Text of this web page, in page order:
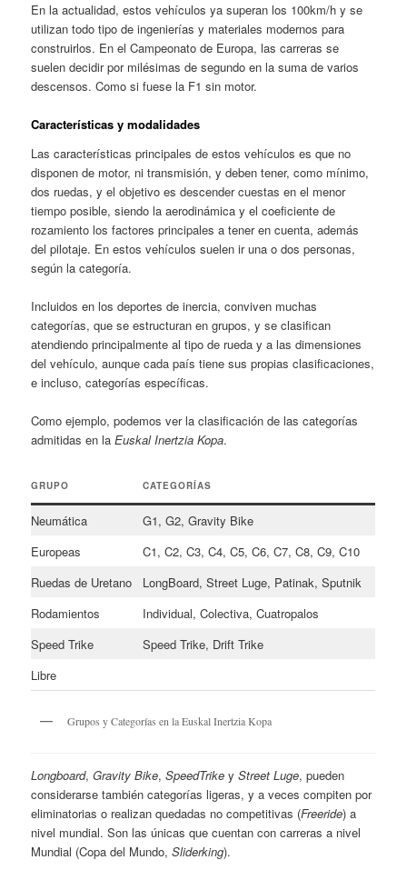
En la actualidad, estos vehículos ya superan los 100km/h y se
utilizan todo tipo de ingenierías y materiales modernos para
construirlos. En el Campeonato de Europa, las carreras se
suelen decidir por milésimas de segundo en la suma de varios
descensos. Como si fuese la F1 sin motor.
Características y modalidades
Las características principales de estos vehículos es que no
disponen de motor, ni transmisión, y deben tener, como mínimo,
dos ruedas, y el objetivo es descender cuestas en el menor
tiempo posible, siendo la aerodinámica y el coeficiente de
rozamiento los factores principales a tener en cuenta, además
del pilotaje. En estos vehículos suelen ir una o dos personas,
según la categoría.
Incluidos en los deportes de inercia, conviven muchas
categorías, que se estructuran en grupos, y se clasifican
atendiendo principalmente al tipo de rueda y a las dimensiones
del vehículo, aunque cada país tiene sus propias clasificaciones,
e incluso, categorías específicas.
Como ejemplo, podemos ver la clasificación de las categorías
admitidas en laEuskal Inertzia Kopa.
GRUPO CATEGORÍAS
Neumática
G1, G2, Gravity Bike
Europeas
C1, C2, C3, C4, C5, C6, C7, C8, C9, C10
Ruedas de Uretano
LongBoard, Street Luge, Patinak, Sputnik
Rodamientos
Individual, Colectiva, Cuatropalos
Speed Trike
Speed Trike, Drift Trike
Libre
Grupos y Categorías en la Euskal Inertzia Kopa
Longboard,Gravity Bike,SpeedTrike yStreet Luge, pueden
considerarse también categorías ligeras, y a veces compiten por
eliminatorias o realizan quedadas no competitivas (Freeride) a
nivel mundial. Son las únicas que cuentan con carreras a nivel
Mundial (Copa del Mundo,Sliderking).